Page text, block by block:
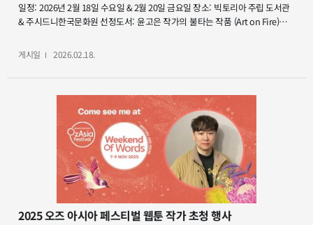
일정: 2026년 2월 18일 수요일 & 2월 20일 금요일 장소: 빅토리아 주립 도서관
& 주시드니한국문화원 선정도서: 윤고은 작가의 불타는 작품 (Art on Fire)
도서관과 윤고은 작가 초청 대담이 2월 18일(수)에 열립니다. ABC 라디오
내셔널 프로그램 진행자이자 저널리스트인 비벌리 왕(Beverley Wang)과
대담을 진행합니다. – 한국문학북클럽: 2026년 첫 번째 북클럽 행사가
큐레이터로 활동하는 미카엘라 칼로스키(Michaela Kalowski)가 대담을
진행합니다. 작가소개: 윤고은 작가는 한국을 대표하는 소설가로, 2021년 영국
추리작가협회(CWA)가 주관하는 대거상 번역추리소설 부문을 아시아 최초로
수상하며 국제적인 명성을 얻었다. 대표적인
장편소설로는 무중력증후군과 밤의 여행자들이 있으며, 단편소설 1인용
식탁을 비롯해 알로하, 늙은 차와 히치하이커 등 다수의 작품을 집필해 국내외
독자들에게 깊은 인상을 남기고 있다. 참가비: 무료. 신청을 원하시면 상단의
프로그램을 클릭해 주세요.
게시일 2026.02.18.
2025 오즈 아시아 페스티벌 웹툰 작가 초청 행사